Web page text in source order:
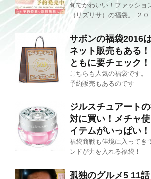
旬でかわいい！ファッショ
（リズリサ）の福袋。 ２０
サボンの福袋2016
ネット販売もある
ともに要チェック！
こちらも人気の福袋です。
予約販売もあるのです
ジルスチュアート
対に買い！メチャ
イテムがいっぱい！
福袋商戦も佳境に入ってき
ンドが力を入れる福袋！
孤独のグルメ5 11